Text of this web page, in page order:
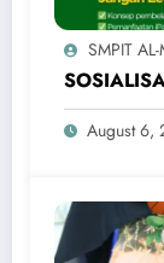
SMPIT
August 6,